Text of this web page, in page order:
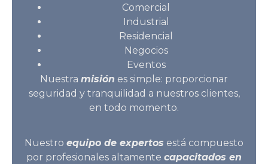
Comercial
Industrial
Residencial
Negocios
Eventos
Nuestra misión es simple: proporcionar
seguridad y tranquilidad a nuestros clientes,
en todo momento.
Nuestro equipo de expertos está compuesto
por profesionales altamente capacitados en